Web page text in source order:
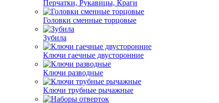
Перчатки, Рукавицы, Краги
Головки сменные торцовые
Зубила
Ключи гаечные двусторонние
Ключи разводные
Ключи трубные рычажные